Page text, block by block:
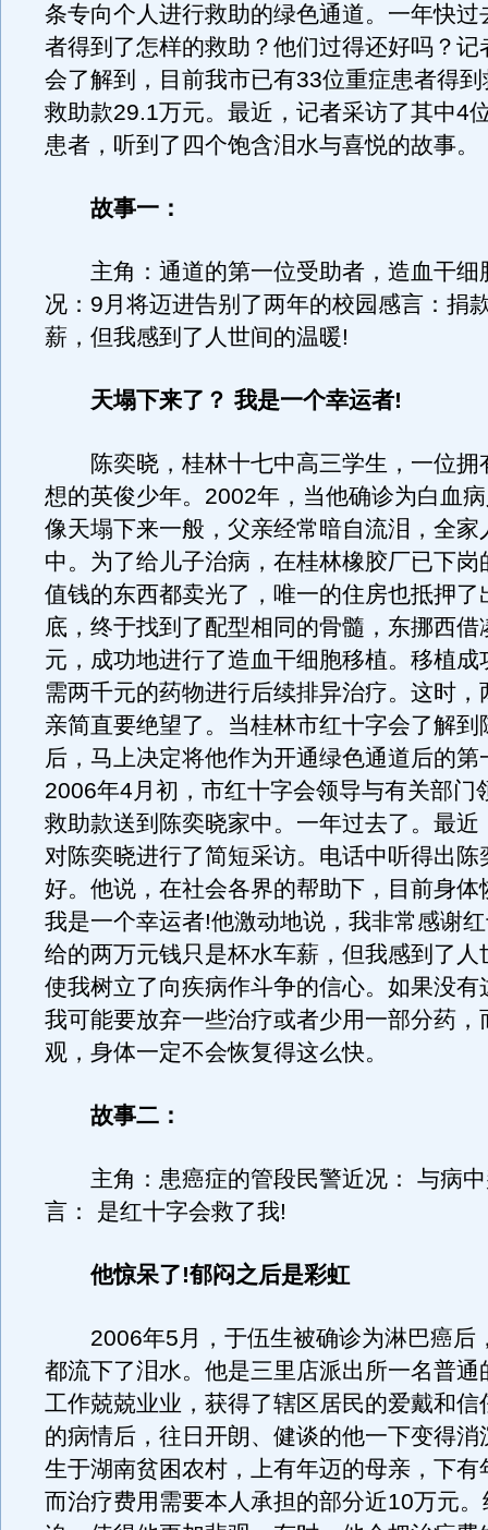
条专向个人进行救助的绿色通道。一年快过
者得到了怎样的救助？他们过得还好吗？记
会了解到，目前我市已有33位重症患者得
救助款29.1万元。最近，记者采访了其中4
患者，听到了四个饱含泪水与喜悦的故事。
故事一：
主角：通道的第一位受助者，造血干细
况：9月将迈进告别了两年的校园感言：捐
薪，但我感到了人世间的温暖!
天塌下来了？ 我是一个幸运者!
陈奕晓，桂林十七中高三学生，一位拥
想的英俊少年。2002年，当他确诊为白血
像天塌下来一般，父亲经常暗自流泪，全家
中。为了给儿子治病，在桂林橡胶厂已下岗
值钱的东西都卖光了，唯一的住房也抵押
底，终于找到了配型相同的骨髓，东挪西借
元，成功地进行了造血干细胞移植。移植成
需两千元的药物进行后续排异治疗。这时，
亲简直要绝望了。当桂林市红十字会了解到
后，马上决定将他作为开通绿色通道后的第
2006年4月初，市红十字会领导与有关部门
救助款送到陈奕晓家中。一年过去了。最近
对陈奕晓进行了简短采访。电话中听得出陈
好。他说，在社会各界的帮助下，目前身体
我是一个幸运者!他激动地说，我非常感谢
给的两万元钱只是杯水车薪，但我感到了人
使我树立了向疾病作斗争的信心。如果没有
我可能要放弃一些治疗或者少用一部分药，
观，身体一定不会恢复得这么快。
故事二：
主角：患癌症的管段民警近况： 与病中
言： 是红十字会救了我!
他惊呆了!郁闷之后是彩虹
2006年5月，于伍生被确诊为淋巴癌后
都流下了泪水。他是三里店派出所一名普通
工作兢兢业业，获得了辖区居民的爱戴和信
的病情后，往日开朗、健谈的他一下变得消
生于湖南贫困农村，上有年迈的母亲，下有
而治疗费用需要本人承担的部分近10万元